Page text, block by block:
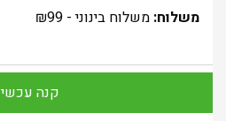
משלוח: משלוח בינוני - ₪99
קנה